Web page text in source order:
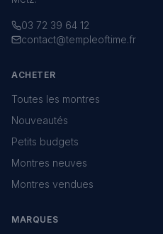
03 72 39 64 12
contact@templeoftime.fr
ACHETER
Toutes les montres
Nouveautés
Petits budgets
Montres neuves
Montres vendues
MARQUES